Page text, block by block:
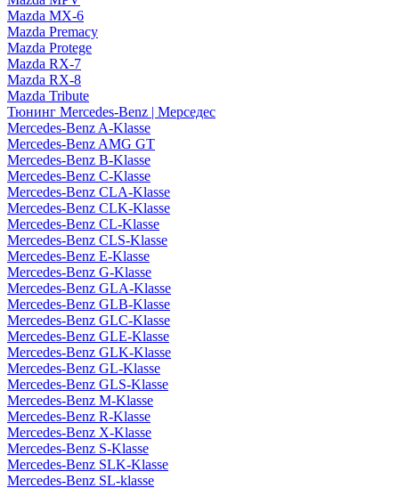
Mazda MX-6
Mazda Premacy
Mazda Protege
Mazda RX-7
Mazda RX-8
Mazda Tribute
Тюнинг Mercedes-Benz | Мерседес
Mercedes-Benz A-Klasse
Mercedes-Benz AMG GT
Mercedes-Benz B-Klasse
Mercedes-Benz C-Klasse
Mercedes-Benz CLA-Klasse
Mercedes-Benz CLK-Klasse
Mercedes-Benz CL-Klasse
Mercedes-Benz CLS-Klasse
Mercedes-Benz E-Klasse
Mercedes-Benz G-Klasse
Mercedes-Benz GLA-Klasse
Mercedes-Benz GLB-Klasse
Mercedes-Benz GLC-Klasse
Mercedes-Benz GLE-Klasse
Mercedes-Benz GLK-Klasse
Mercedes-Benz GL-Klasse
Mercedes-Benz GLS-Klasse
Mercedes-Benz M-Klasse
Mercedes-Benz R-Klasse
Mercedes-Benz X-Klasse
Mercedes-Benz S-Klasse
Mercedes-Benz SLK-Klasse
Mercedes-Benz SL-klasse